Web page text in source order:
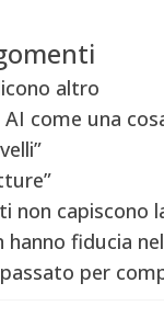
altro
come una
non capiscono
hanno fiducia
per